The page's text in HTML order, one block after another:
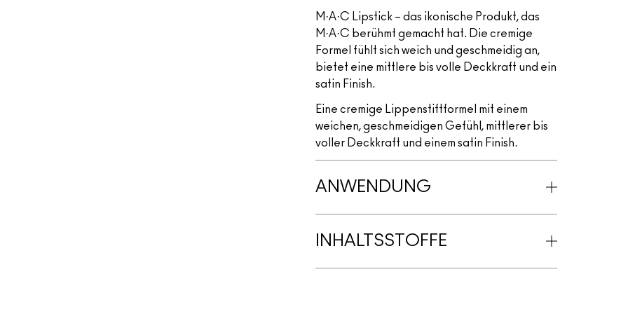
M·A·C Lipstick – das ikonische Produkt, das
M·A·C berühmt gemacht hat. Die cremige
Formel fühlt sich weich und geschmeidig an,
bietet eine mittlere bis volle Deckkraft und ein
satin Finish.
Eine cremige Lippenstiftformel mit einem
weichen, geschmeidigen Gefühl, mittlerer bis
voller Deckkraft und einem satin Finish.
ANWENDUNG
INHALTSSTOFFE